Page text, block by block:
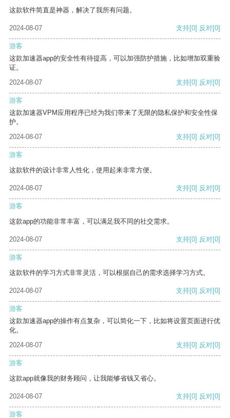
这款软件简直是神器，解决了我所有问题。
2024-08-07 支持[0] 反对[0]
游客
这款加速器app的安全性有待提高，可以加强防护措施，比如增加双重验
证。
2024-08-07
支持[0] 反对[0]
游客
这款加速器VPM应用程序已经为我们带来了无限的隐私保护和安全性保
护。
2024-08-07
支持[0] 反对[0]
游客
这款软件的设计非常人性化，使用起来非常方便。
2024-08-07 支持[0] 反对[0]
游客
这款app的功能非常丰富，可以满足我不同的社交需求。
2024-08-07 支持[0] 反对[0]
游客
这款软件的学习方式非常灵活，可以根据自己的需求选择学习方式。
2024-08-07 支持[0] 反对[0]
游客
这款加速器app的操作有点复杂，可以简化一下，比如将设置页面进行优
化。
2024-08-07
支持[0] 反对[0]
游客
这款app就像我的财务顾问，让我能够省钱又省心。
2024-08-07 支持[0] 反对[0]
游客